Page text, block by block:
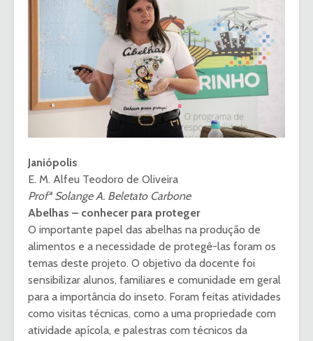
Janiópolis
E. M. Alfeu Teodoro de Oliveira
Profª Solange A. Beletato Carbone
Abelhas – conhecer para proteger
O importante papel das abelhas na produção de
alimentos e a necessidade de protegê-las foram os
temas deste projeto. O objetivo da docente foi
sensibilizar alunos, familiares e comunidade em geral
para a importância do inseto. Foram feitas atividades
como visitas técnicas, como a uma propriedade com
atividade apícola, e palestras com técnicos da